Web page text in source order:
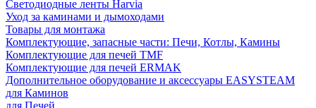
Светодиодные ленты Harvia
Уход за каминами и дымоходами
Товары для монтажа
Комплектующие, запасные части: Печи, Котлы, Камины
Комплектующие для печей TMF
Комплектующие для печей ERMAK
Дополнительное оборудование и аксессуары EASYSTEAM
для Каминов
для Печей